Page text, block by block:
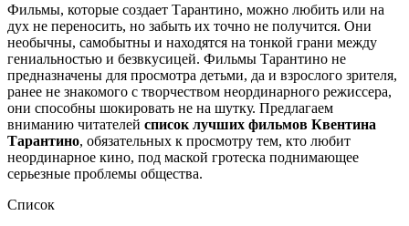
Фильмы, которые создает Тарантино, можно любить или на
дух не переносить, но забыть их точно не получится. Они
необычны, самобытны и находятся на тонкой грани между
гениальностью и безвкусицей. Фильмы Тарантино не
предназначены для просмотра детьми, да и взрослого зрителя,
ранее не знакомого с творчеством неординарного режиссера,
они способны шокировать не на шутку. Предлагаем
вниманию читателей список лучших фильмов Квентина
Тарантино, обязательных к просмотру тем, кто любит
неординарное кино, под маской гротеска поднимающее
серьезные проблемы общества.
Список